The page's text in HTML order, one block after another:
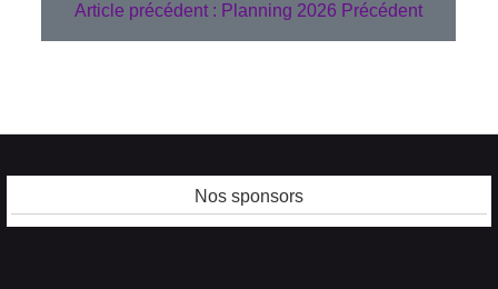
Article précédent : Planning 2026 Précédent
Nos sponsors